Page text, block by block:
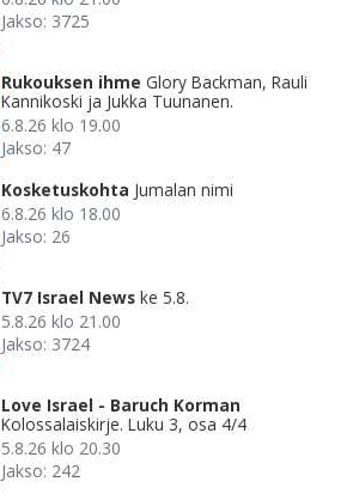
Jakso: 3725
Rukouksen ihme Glory Backman, Rauli
Kannikoski ja Jukka Tuunanen.
6.8.26 klo 19.00
Jakso: 47
Kosketuskohta Jumalan nimi
6.8.26 klo 18.00
Jakso: 26
TV7 Israel News ke 5.8.
5.8.26 klo 21.00
Jakso: 3724
Love Israel - Baruch Korman
Kolossalaiskirje. Luku 3, osa 4/4
5.8.26 klo 20.30
Jakso: 242